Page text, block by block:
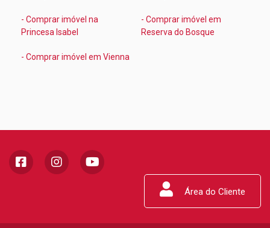
- Comprar imóvel na
Princesa Isabel
- Comprar imóvel em Vienna
- Comprar imóvel em
Reserva do Bosque
Área do Cliente